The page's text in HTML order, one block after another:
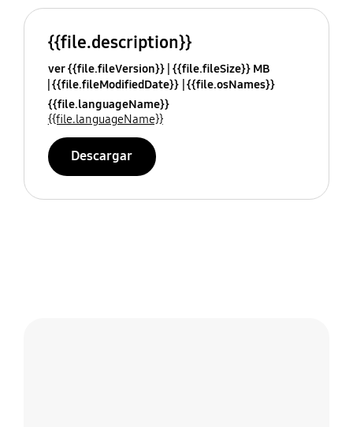
{{file.description}}
ver {{file.fileVersion}} {{file.fileSize}} MB
{{file.fileModifiedDate}} {{file.osNames}}
{{file.languageName}}
{{file.languageName}}
Descargar